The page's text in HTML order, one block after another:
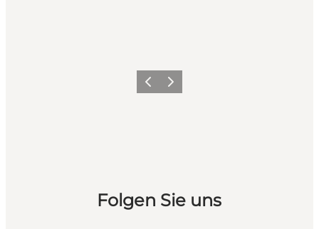
ZurückWeiter
Folgen Sie uns